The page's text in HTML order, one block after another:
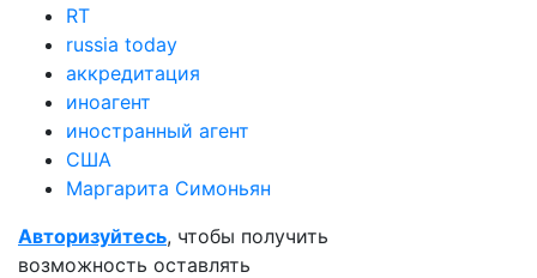
RT
russia today
аккредитация
иноагент
иностранный агент
США
Маргарита Симоньян
Авторизуйтесь, чтобы получить
возможность оставлять